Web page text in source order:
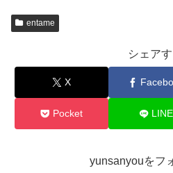
entame
シェア
X
Pocket LINE
yunsanyouをフ